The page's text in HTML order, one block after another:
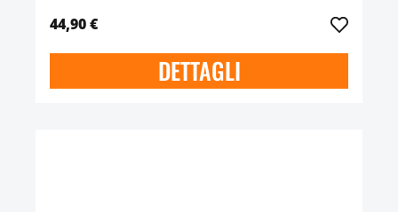
44,90 €
DETTAGLI